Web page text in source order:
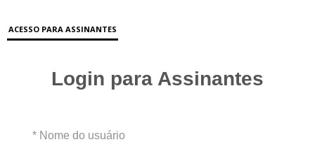
ACESSO PARA ASSINANTES
Login para Assinantes
* Nome do usuário